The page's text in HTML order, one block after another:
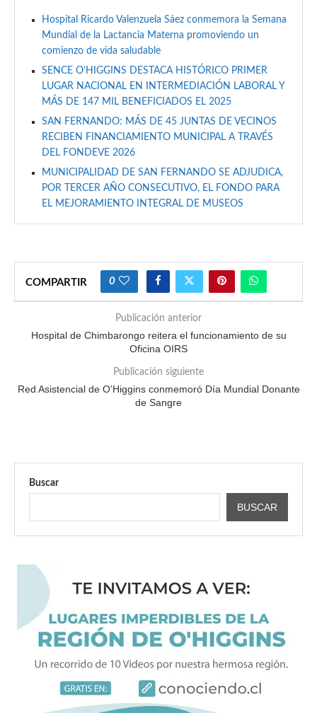
Hospital Ricardo Valenzuela Sáez conmemora la Semana
Mundial de la Lactancia Materna promoviendo un
comienzo de vida saludable
SENCE O’HIGGINS DESTACA HISTÓRICO PRIMER
LUGAR NACIONAL EN INTERMEDIACIÓN LABORAL Y
MÁS DE 147 MIL BENEFICIADOS EL 2025
SAN FERNANDO: MÁS DE 45 JUNTAS DE VECINOS
RECIBEN FINANCIAMIENTO MUNICIPAL A TRAVÉS
DEL FONDEVE 2026
MUNICIPALIDAD DE SAN FERNANDO SE ADJUDICA,
POR TERCER AÑO CONSECUTIVO, EL FONDO PARA
EL MEJORAMIENTO INTEGRAL DE MUSEOS
COMPARTIR 0
Publicación anterior
Hospital de Chimbarongo reitera el funcionamiento de su
Oficina OIRS
Publicación siguiente
Red Asistencial de O’Higgins conmemoró Día Mundial Donante
de Sangre
Buscar
BUSCAR